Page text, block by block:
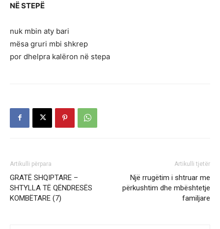
NË STEPË
nuk mbin aty bari
mësa gruri mbi shkrep
por dhelpra kalëron në stepa
Artikulli përpara
GRATË SHQIPTARE –
SHTYLLA TË QËNDRESËS
KOMBËTARE (7)
Artikulli tjetër
Një rrugëtim i shtruar me
përkushtim dhe mbështetje
familjare